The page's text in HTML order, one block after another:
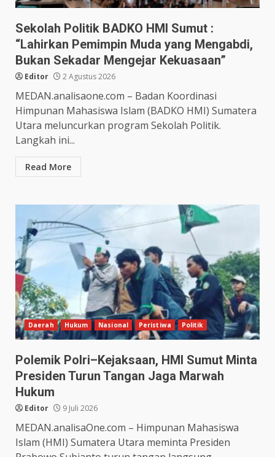
Sekolah Politik BADKO HMI Sumut :
“Lahirkan Pemimpin Muda yang Mengabdi,
Bukan Sekadar Mengejar Kekuasaan”
Editor 2 Agustus 2026
MEDAN.analisaone.com – Badan Koordinasi
Himpunan Mahasiswa Islam (BADKO HMI) Sumatera
Utara meluncurkan program Sekolah Politik.
Langkah ini...
Read More
Daerah Hukum Nasional Peristiwa Politik
Polemik Polri–Kejaksaan, HMI Sumut Minta
Presiden Turun Tangan Jaga Marwah
Hukum
Editor 9 Juli 2026
MEDAN.analisaOne.com – Himpunan Mahasiswa
Islam (HMI) Sumatera Utara meminta Presiden